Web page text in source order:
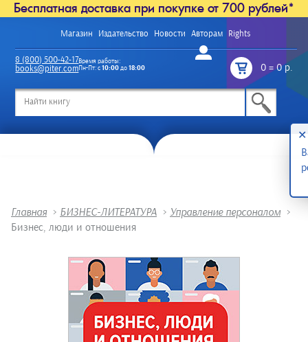
Бесплатная доставка при покупке от 700 рублей*
Магазин Издательство Новости Авторам Rights
Войти
0=0 р.
8 (800) 500-42-17
books@piter.com
Время работы:
Пн-Пт: с10:00до18:00
Главная > БИЗНЕС-ЛИТЕРАТУРА > Управление персоналом >
Бизнес, люди и отношения
✕